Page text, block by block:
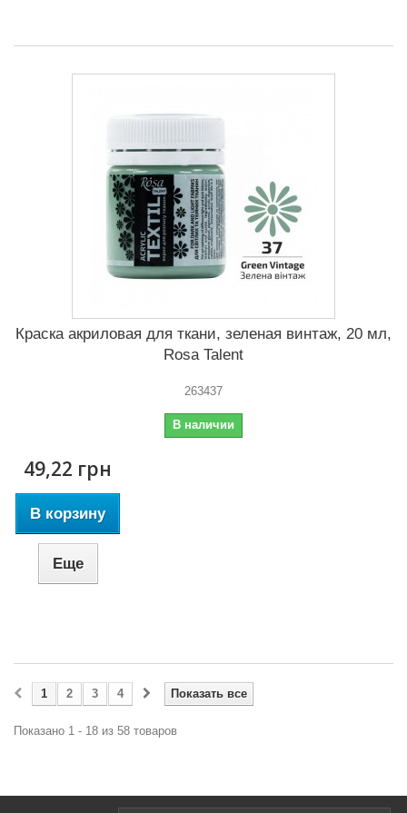
Краска акриловая для ткани, зеленая винтаж, 20 мл,
Rosa Talent
263437
В наличии
49,22 грн
В корзину
Еще
Показать все
1 2 3 4
Показано 1 - 18 из 58 товаров